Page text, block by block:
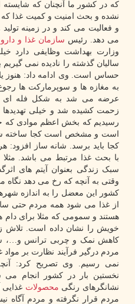
که در کشور ما آنچنان که شایسته
نشده و بحث امنیت و کمیت غذا که
و فعالیت می کند و در زمینه
می دهد. رئیس سازمان غذا و دارو
وزارت بهداشت وظایفی دارد
سالیان گذشته را نادیده نمی
حساس است. وی ادامه داد: هنوز
به مغازه ها و سوپرمارکت ها
عرضه می شد به شکل فله ای
زحمت کشیده شد و خیلی تهدیدها
رسیدیم که بخش اعظم موادی که
است و مشخص است کجا ساخته
کجا باید برسد. شانه ساز افزود:
با بحث غذا مرتبط می باشد. مثلا
سبک زندگی بعنوان آیتم های
وقتی به آنچه که رخ می دهد نگاه
کشور این معضل را به اندازه
از غذا می شود همه مردم حتی
هستند و سمومی که مثلا برای دام
خویش را نشان داده است. تلاش
کاهش نمک و چربی ترانس و…،
مردم درگیر فرآیند نظارت بر
نمی رسیم. وی تصریح کرد: آنچه
نخستین بار در کشور انجام
نشانگرهای رنگی محصولات غذایی
مردم قرار نگرفته و مردم آگاه